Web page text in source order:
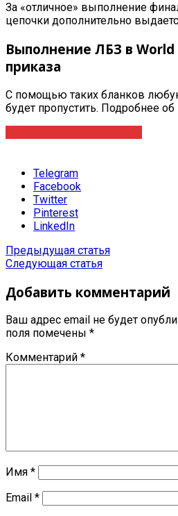
За «отличное» выполнение
цепочки дополнительно
Выполнение ЛБЗ в World
приказа
С помощью таких бланков
будет пропустить. Подробнее
Telegram
Facebook
Twitter
Pinterest
LinkedIn
Предыдущая статья
Следующая статья
Добавить комментарий
Ваш адрес email не будет
поля помечены *
Комментарий *
Имя *
Email *